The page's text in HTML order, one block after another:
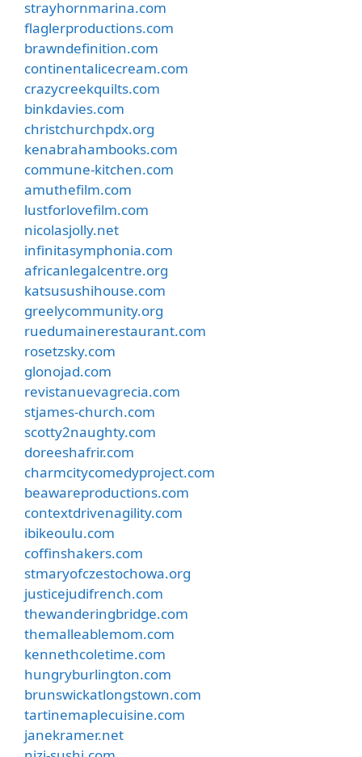
strayhornmarina.com
flaglerproductions.com
brawndefinition.com
continentalicecream.com
crazycreekquilts.com
binkdavies.com
christchurchpdx.org
kenabrahambooks.com
commune-kitchen.com
amuthefilm.com
lustforlovefilm.com
nicolasjolly.net
infinitasymphonia.com
africanlegalcentre.org
katsusushihouse.com
greelycommunity.org
ruedumainerestaurant.com
rosetzsky.com
glonojad.com
revistanuevagrecia.com
stjames-church.com
scotty2naughty.com
doreeshafrir.com
charmcitycomedyproject.com
beawareproductions.com
contextdrivenagility.com
ibikeoulu.com
coffinshakers.com
stmaryofczestochowa.org
justicejudifrench.com
thewanderingbridge.com
themalleablemom.com
kennethcoletime.com
hungryburlington.com
brunswickatlongstown.com
tartinemaplecuisine.com
janekramer.net